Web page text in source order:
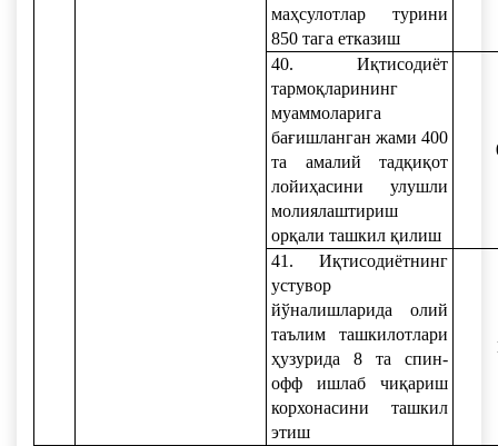
маҳсулотлар турини
850 тага етказиш
40. Иқтисодиёт
тармоқларининг
муаммоларига
бағишланган жами 400
та амалий тадқиқот
лойиҳасини улушли
молиялаштириш
орқали ташкил қилиш
41. Иқтисодиётнинг
устувор
йўналишларида олий
таълим ташкилотлари
ҳузурида 8 та спин-
офф ишлаб чиқариш
корхонасини ташкил
этиш